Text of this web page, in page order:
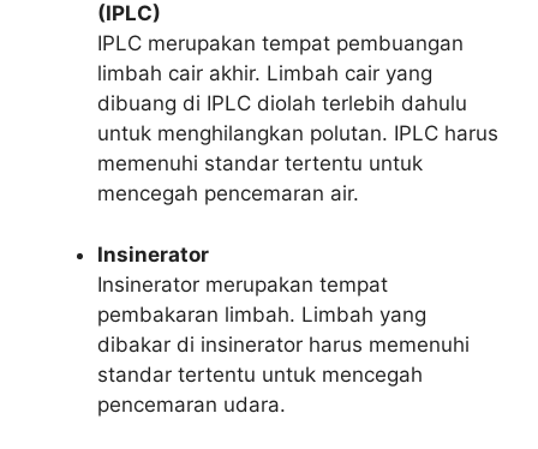
(IPLC)
IPLC merupakan tempat pembuangan
limbah cair akhir. Limbah cair yang
dibuang di IPLC diolah terlebih dahulu
untuk menghilangkan polutan. IPLC harus
memenuhi standar tertentu untuk
mencegah pencemaran air.
Insinerator
Insinerator merupakan tempat
pembakaran limbah. Limbah yang
dibakar di insinerator harus memenuhi
standar tertentu untuk mencegah
pencemaran udara.